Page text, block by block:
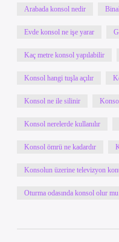
Arabada konsol nedir
Evde konsol ne işe yarar
Kaç metre konsol yapılabilir
Konsol hangi tuşla açılır
Konsol ne ile silinir
Konsol nerelerde kullanılır
Konsol ömrü ne kadardır
Konsolun üzerine televizyon
Oturma odasında konsol olur mu